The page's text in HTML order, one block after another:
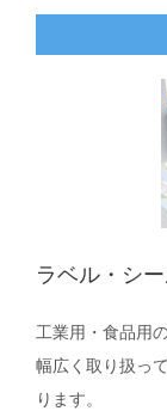
ラベル・シ
工業用・食品用
幅広く取り扱っ
ります。